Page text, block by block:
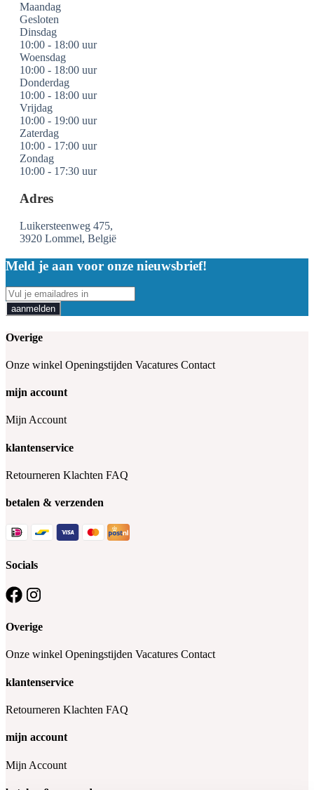
Maandag
Gesloten
Dinsdag
10:00 - 18:00 uur
Woensdag
10:00 - 18:00 uur
Donderdag
10:00 - 18:00 uur
Vrijdag
10:00 - 19:00 uur
Zaterdag
10:00 - 17:00 uur
Zondag
10:00 - 17:30 uur
Adres
Luikersteenweg 475,
3920 Lommel, België
Meld je aan voor onze nieuwsbrief!
aanmelden
Overige
Onze winkel Openingstijden Vacatures Contact
mijn account
Mijn Account
klantenservice
Retourneren Klachten FAQ
betalen & verzenden
Socials
Overige
Onze winkel Openingstijden Vacatures Contact
klantenservice
Retourneren Klachten FAQ
mijn account
Mijn Account